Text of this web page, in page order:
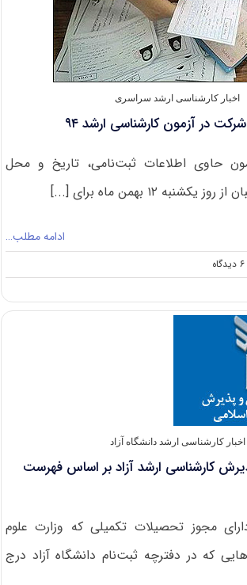
اخبار کارشناسی ارشد سراسری
در آزمون کارشناسی ارشد ۹۴
حاوی اطلاعات ثبت‌نامی، تاریخ و محل
۱۲ بهمن ماه برای [...]
ادامه مطلب…
۶ دیدگاه
on
نحوه
کارت
۹۴
اخبار کارشناسی ارشد دانشگاه آزاد
کارشناسی ارشد آزاد بر اساس فهرست
مجوز تحصیلات تکمیلی که وزارت علوم
که در دفترچه ثبت‌نام دانشگاه آزاد درج